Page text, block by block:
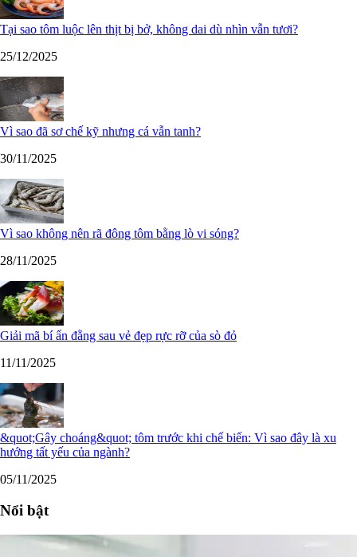
Tại sao tôm luộc lên thịt bị bở, không dai dù nhìn vẫn tươi?
25/12/2025
Vì sao đã sơ chế kỹ nhưng cá vẫn tanh?
30/11/2025
Vì sao không nên rã đông tôm bằng lò vi sóng?
28/11/2025
Giải mã bí ẩn đằng sau vẻ đẹp rực rỡ của sò đỏ
11/11/2025
&quot;Gây choáng&quot; tôm trước khi chế biến: Vì sao đây là xu
hướng tất yếu của ngành?
05/11/2025
Nổi bật